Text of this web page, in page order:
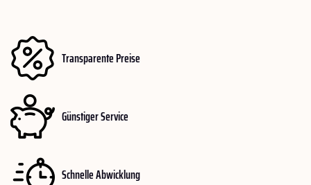
Transparente Preise
Günstiger Service
Schnelle Abwicklung